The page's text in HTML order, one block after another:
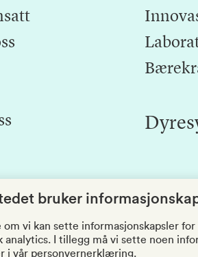
bruker
om vi kan sette informasjonskapsler
analytics. I tillegg må vi sette noen
i vår personvernerklæring.